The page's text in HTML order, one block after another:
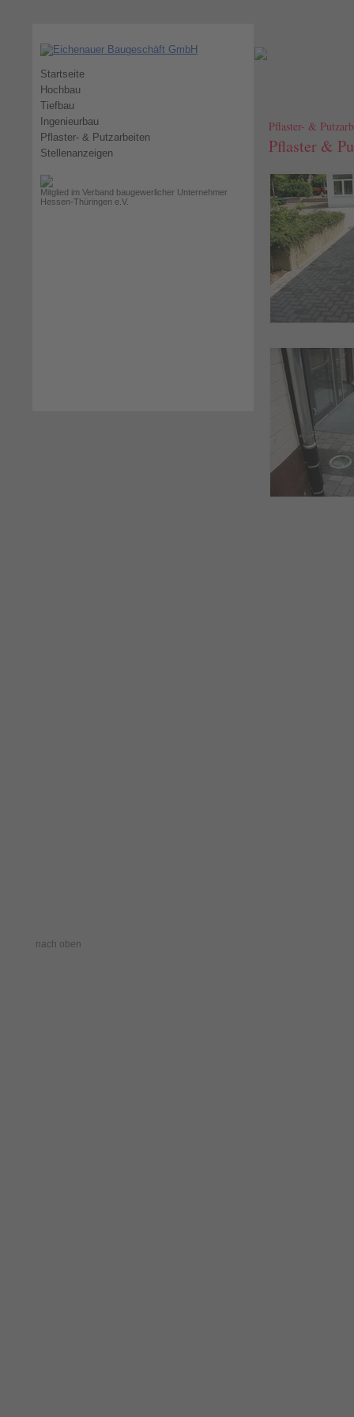
Startseite
Hochbau
Tiefbau
Ingenieurbau
Pflaster- & Putzarbeiten
Stellenanzeigen
Mitglied im Verband baugewerlicher Unternehmer
Hessen-Thüringen e.V.
Pflaster- &
Pflaster &
nach oben